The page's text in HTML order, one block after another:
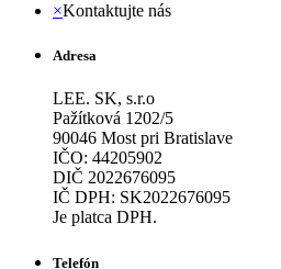
×Kontaktujte nás
Adresa
LEE. SK, s.r.o
Pažítková 1202/5
90046 Most pri Bratislave
IČO: 44205902
DIČ 2022676095
IČ DPH: SK2022676095
Je platca DPH.
Telefón